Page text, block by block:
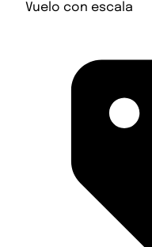
Vuelo con escala